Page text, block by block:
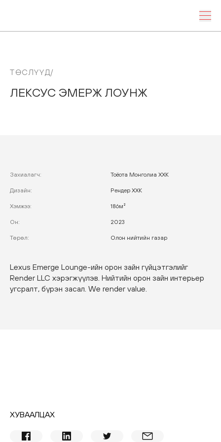
ТӨСЛҮҮД/
ЛЕКСУС ЭМЕРЖ ЛОУНЖ
Захиалагч: Тоёота Монголиа ХХК
Дизайн: Рендер ХХК
Хэмжээ: 186м²
Он: 2023
Төрөл: Олон нийтийн газар
Lexus Emerge Lounge-ийн орон зайн гүйцэтгэлийг
Render LLC хэрэгжүүлэв. Нийтийн орон зайн интерьер
угсралт, бүрэн засал. We render value.
ХУВААЛЦАХ